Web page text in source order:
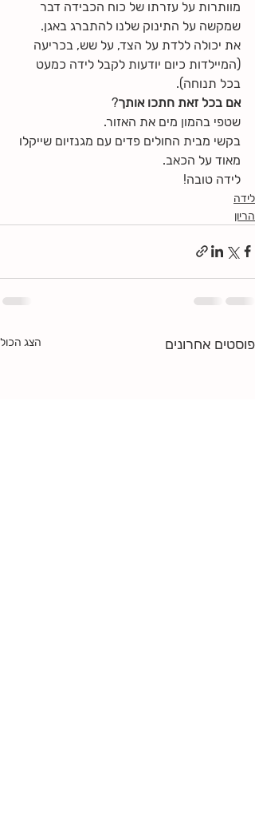
מוותרות על עזרתו של כוח הכבידה דבר
שמקשה על התינוק שלנו להתברג באגן.
את יכולה ללדת על הצד, על שש, בכריעה
(המיילדות כיום יודעות לקבל לידה כמעט
בכל תנוחה).
אם בכל זאת חתכו אותך?
שטפי בהמון מים את האזור.
בקשי מבית החולים פדים עם מגנזיום שייקלו
מאוד על הכאב.
לידה טובה!
לידה
הריון
פוסטים אחרונים הצג הכול